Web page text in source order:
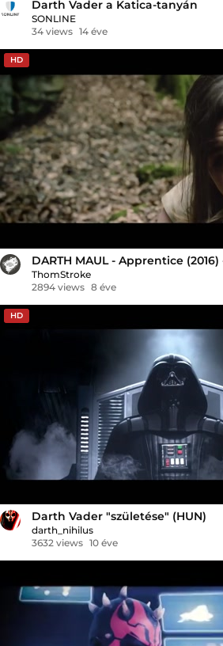
Darth Vader a Katica-tanyán
SONLINE
34 views 14 éve
HD
DARTH MAUL - Apprentice (2016)
ThomStroke
2894 views 8 éve
HD
Darth Vader "születése" (HUN)
darth_nihilus
3632 views 10 éve